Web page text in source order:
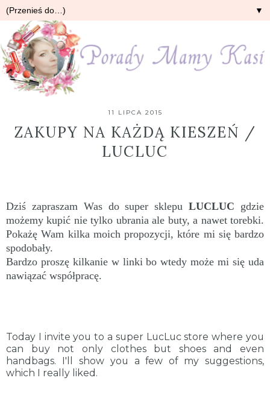
▼
11 LIPCA 2015
ZAKUPY NA KAŻDĄ KIESZEŃ /
LUCLUC
Dziś zapraszam Was do super sklepuLUCLUC gdzie
możemy kupić nie tylko ubrania ale buty, a nawet torebki.
Pokażę Wam kilka moich propozycji, które mi się bardzo
spodobały.
Bardzo proszę kilkanie w linki bo wtedy może mi się uda
nawiązać współpracę.
Today I invite you to a super LucLuc store where you
can buy
not only clothes but shoes
and even
handbags.
I'll show you a few of my suggestions,
which I really liked .